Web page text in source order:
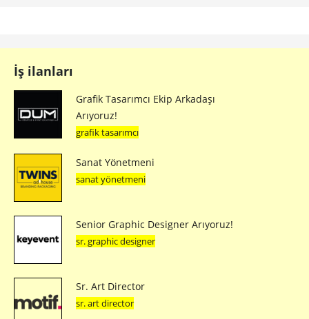
İş ilanları
Grafik Tasarımcı Ekip Arkadaşı
Arıyoruz!
grafik tasarımcı
Sanat Yönetmeni
sanat yönetmeni
Senior Graphic Designer Arıyoruz!
sr. graphic designer
Sr. Art Director
sr. art director